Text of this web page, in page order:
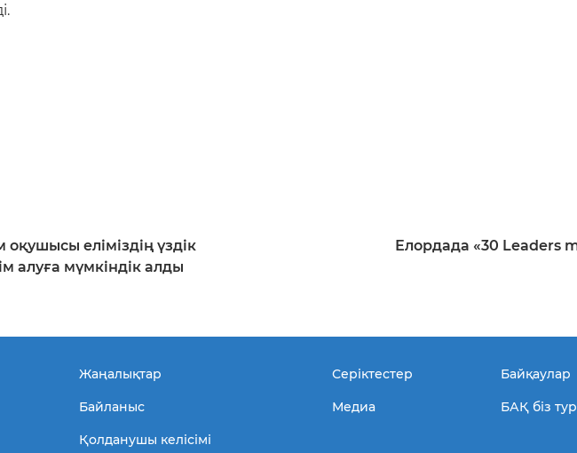
еліміздің үздік
алуға мүмкіндік алды
Елордада «30 Leaders
Жаңалықтар
Байланыс
Қолданушы келісімі
Серіктестер
Медиа
Байқаулар
БАҚ біз